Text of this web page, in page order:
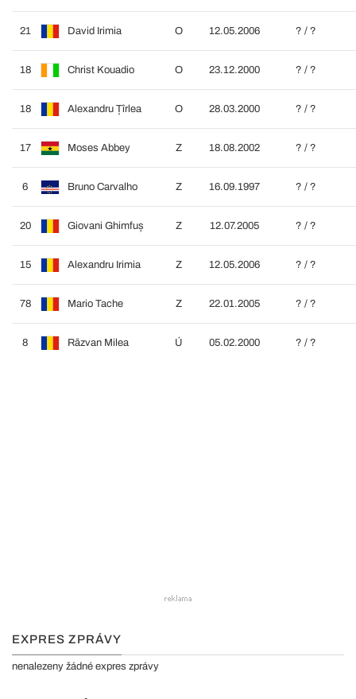
21 David Irimia O 12.05.2006 ? / ?
18 Christ Kouadio O 23.12.2000 ? / ?
18 Alexandru Țîrlea O 28.03.2000 ? / ?
17 Moses Abbey Z 18.08.2002 ? / ?
6 Bruno Carvalho Z 16.09.1997 ? / ?
20 Giovani Ghimfuș Z 12.07.2005 ? / ?
15 Alexandru Irimia Z 12.05.2006 ? / ?
78 Mario Tache Z 22.01.2005 ? / ?
8 Răzvan Milea Ú 05.02.2000 ? / ?
EXPRES ZPRÁVY
nenalezeny žádné expres zprávy